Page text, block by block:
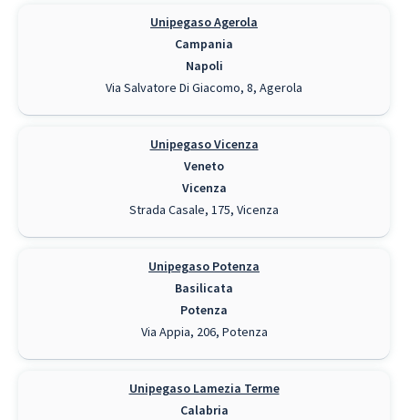
Unipegaso Agerola
Campania
Napoli
Via Salvatore Di Giacomo, 8, Agerola
Unipegaso Vicenza
Veneto
Vicenza
Strada Casale, 175, Vicenza
Unipegaso Potenza
Basilicata
Potenza
Via Appia, 206, Potenza
Unipegaso Lamezia Terme
Calabria